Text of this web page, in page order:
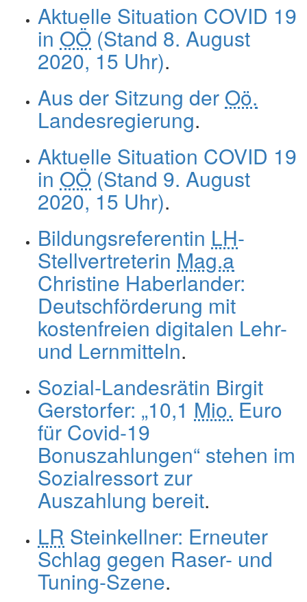
Aktuelle Situation COVID 19
in OÖ (Stand 8. August
2020, 15 Uhr).
Aus der Sitzung der Oö.
Landesregierung.
Aktuelle Situation COVID 19
in OÖ (Stand 9. August
2020, 15 Uhr).
Bildungsreferentin LH-
Stellvertreterin Mag.a
Christine Haberlander:
Deutschförderung mit
kostenfreien digitalen Lehr-
und Lernmitteln.
Sozial-Landesrätin Birgit
Gerstorfer: „10,1 Mio. Euro
für Covid-19
Bonuszahlungen“ stehen im
Sozialressort zur
Auszahlung bereit.
LR Steinkellner: Erneuter
Schlag gegen Raser- und
Tuning-Szene.